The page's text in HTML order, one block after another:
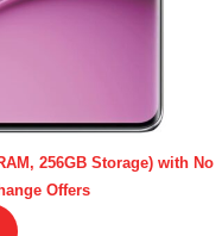
256GB Storage) with No
Offers